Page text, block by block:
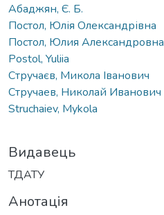
Абаджян, Є. Б.
Постол, Юлія Олександрівна
Постол, Юлия Александровна
Postol, Yuliia
Стручаєв, Микола Іванович
Стручаев, Николай Иванович
Struchaiev, Mykola
Видавець
ТДАТУ
Анотація